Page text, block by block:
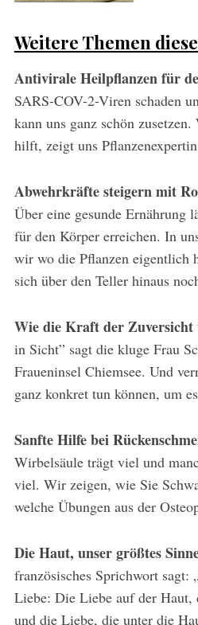
Weitere Themen
Antivirale Heilpflanzen für
SARS-COV-2-Viren schaden
kann uns ganz schön
hilft, zeigt uns
Abwehrkräfte steigern mit
Über eine gesunde Ernährung
für den Körper erreichen. In
wir wo die Pflanzen eigentlich
sich über den Teller hinaus
Wie die Kraft der
in Sicht” sagt die kluge Frau
Fraueninsel Chiemsee. Und
ganz konkret tun können, um
Sanfte Hilfe bei
Wirbelsäule trägt viel und
viel. Wir zeigen, wie Sie
welche Übungen aus der
Die Haut, unser größtes
französisches Sprichwort
Liebe: Die Liebe auf der
und die Liebe, die unter die